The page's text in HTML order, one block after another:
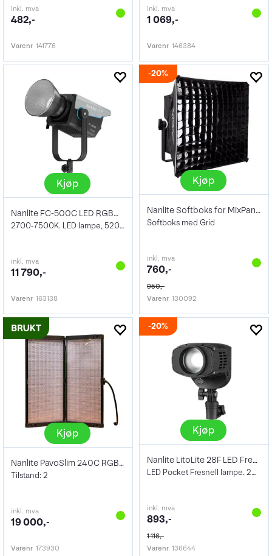
inkl. mva
482,-
Varenr 141776
inkl. mva
1 069,-
Varenr 146384
Kjøp
Nanlite FC-500C LED RGBW Spot Light
2700-7500K. LED lampe, 520W
inkl. mva
11 790,-
Varenr 163138
20%
Kjøp
Nanlite Softboks for MixPanel 150
Softboks med Grid
inkl. mva
760,-
950,-
Varenr 130092
Kjøp
Nanlite PavoSlim 240C RGBWW LED
Tilstand: 2
inkl. mva
19 000,-
Varenr 173930
20%
Kjøp
Nanlite LitoLite 28F LED Fresnel Light
LED Pocket Fresnell lampe. 20° til 50°
inkl. mva
893,-
1 116,-
Varenr 136644